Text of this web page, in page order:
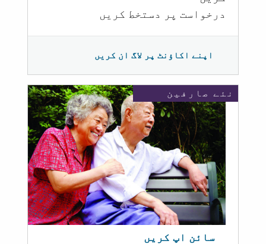
درخواست پر دستخط کریں
اپنے اکاؤنٹ پر لاگ ان کریں
نئے صارفین
سائن اپ کریں